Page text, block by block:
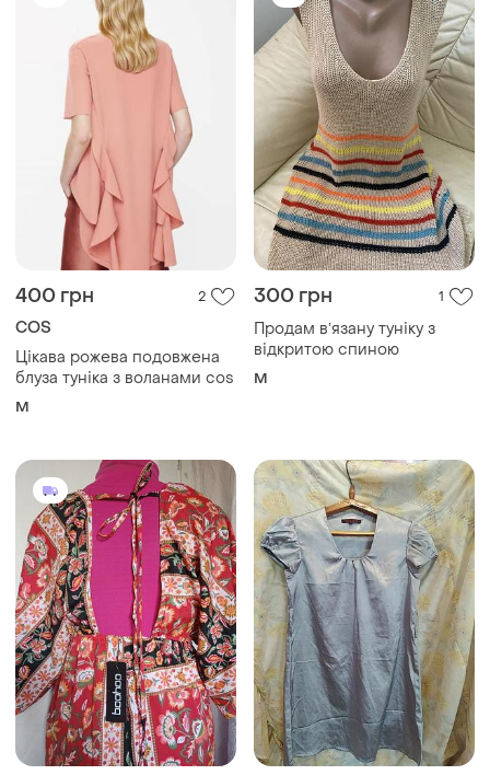
400 грн 2
COS
Цікава рожева подовжена
блуза туніка з воланами cos
M
300 грн 1
Продам вʼязану туніку з
відкритою спиною
M